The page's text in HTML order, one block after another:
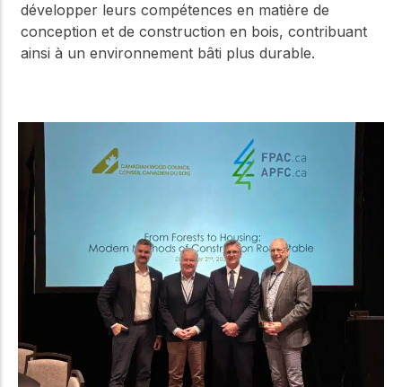
développer leurs compétences en matière de
conception et de construction en bois, contribuant
ainsi à un environnement bâti plus durable.